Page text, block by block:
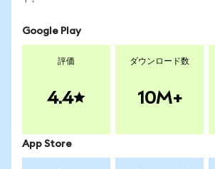
Google Play
評価
4.4
ダウンロード数
10M+
App Store